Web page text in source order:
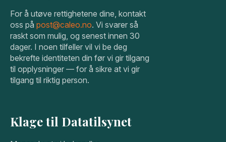
For å utøve rettighetene dine, kontakt
oss på post@caleo.no. Vi svarer så
raskt som mulig, og senest innen 30
dager. I noen tilfeller vil vi be deg
bekrefte identiteten din før vi gir tilgang
til opplysninger — for å sikre at vi gir
tilgang til riktig person.
Klage til Datatilsynet